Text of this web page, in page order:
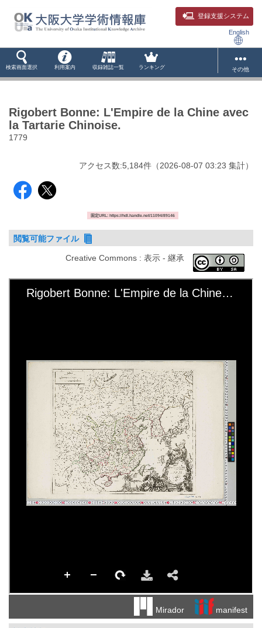
登録支援システム
English
検索画面選択 利用案内 収録雑誌一覧 ランキング その他
Rigobert Bonne: L'Empire de la Chine avec
la Tartarie Chinoise.
1779
アクセス数:5,184件 （2026-08-07 03:23 集計）
固定URL: https://hdl.handle.net/11094/89146
閲覧可能ファイル
Creative Commons : 表示 - 継承
Mirador manifest